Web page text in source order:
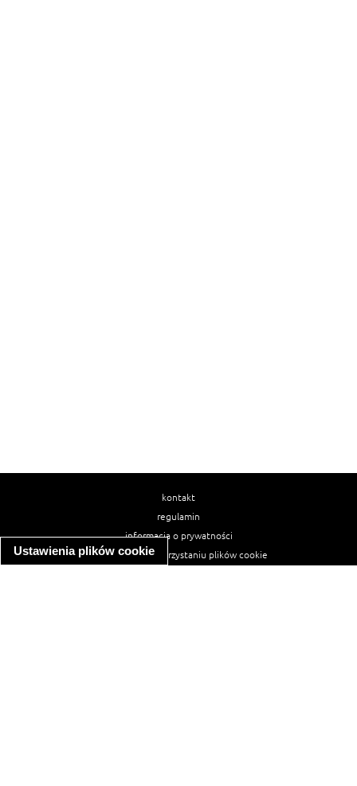
Ustawienia plików cookie
kontakt
regulamin
informacja o prywatności
informacja o wykorzystaniu plików cookie